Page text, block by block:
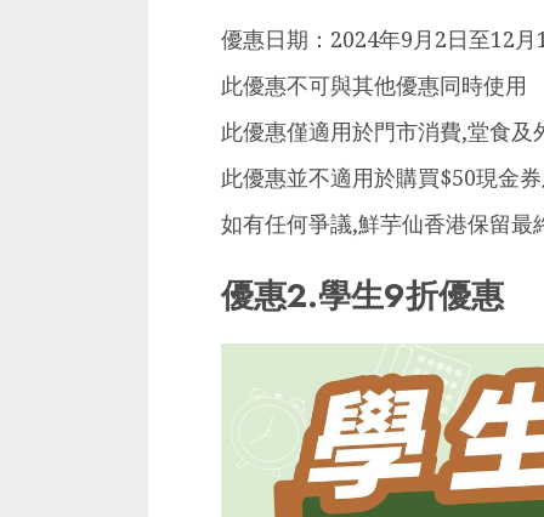
優惠日期：2024年9月2日至12
此優惠不可與其他優惠同時使用
此優惠僅適用於門市消費,堂食
此優惠並不適用於購買$50現金
如有任何爭議,鮮芋仙香港保留最
優惠2.學生9折優惠